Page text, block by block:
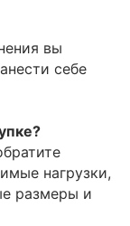
вы
себе
нагрузки,
размеры и